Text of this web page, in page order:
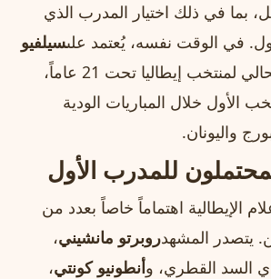
بما في ذلك اختيار المدرب الذي
في الوقت نفسه، يُعتمد علىسيلفيو
، المدرب الحالي لمنتخب إيطاليا تحت 21 عاماً،
الأول خلال المباريات الودية
واليونان.
للمدرب الأول
الإيطالية اهتماماً خاصاً بعدد من
يتصدر المشهدروبرتو مانشيني،
السد القطري، وأنطونيو كونتي،